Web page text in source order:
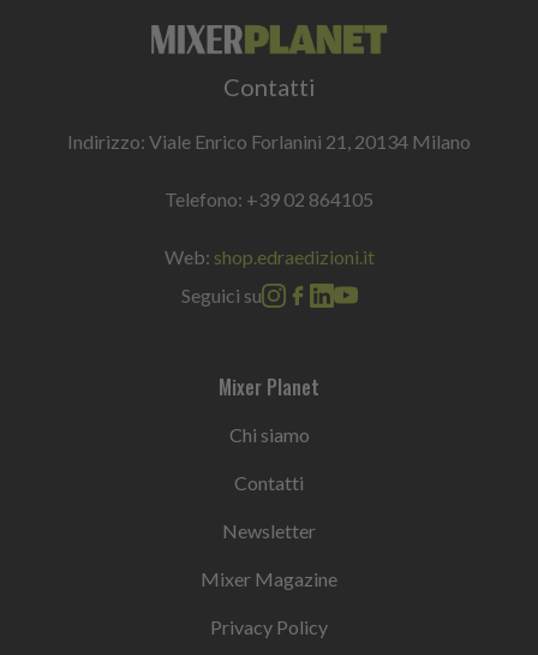
Contatti
Indirizzo: Viale Enrico Forlanini 21, 20134 Milano
Telefono: +39 02 864105
Web: shop.edraedizioni.it
Seguici su
Mixer Planet
Chi siamo
Contatti
Newsletter
Mixer Magazine
Privacy Policy